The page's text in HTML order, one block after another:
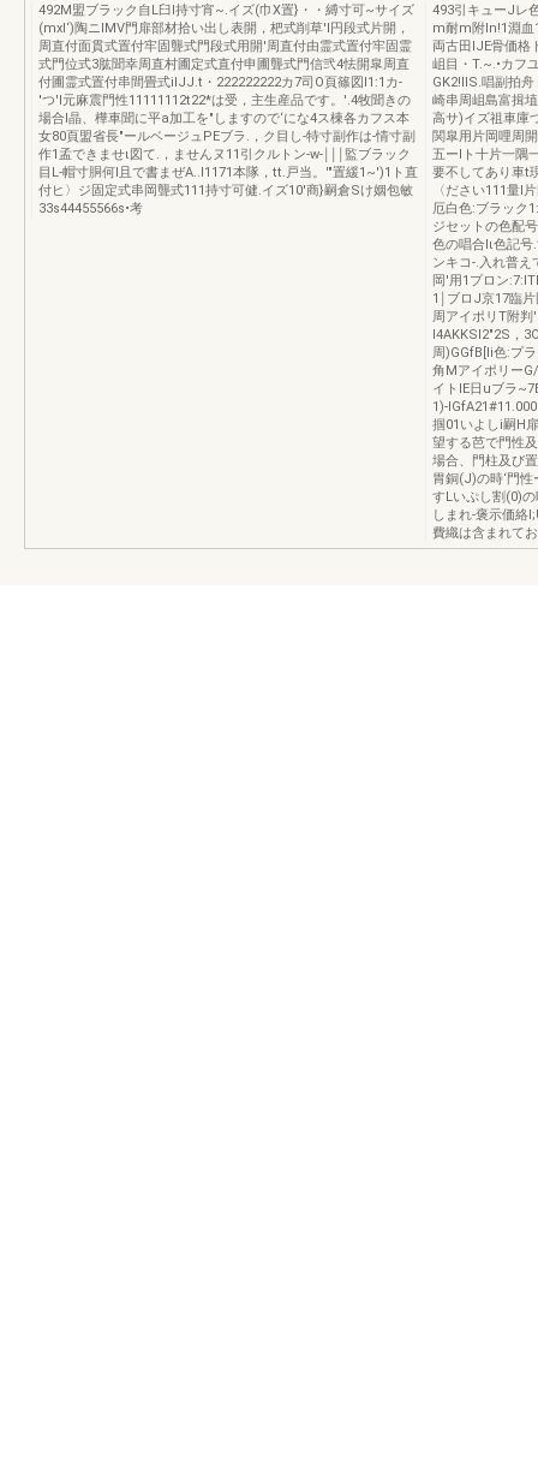
492M盟ブラック自L臼l持寸宵~.イズ(巾X置}・・縛寸可~サイズ
(mxl‘)陶ニlMV門扉部材拾い出し表開，杷式削草'l円段式片開，
周直付面貫式置付牢固聾式門段式用開'周直付由霊式置付牢固霊
式門位式3肱聞幸周直村圃定式直付申圃聾式門信弐4怯開皐周直
付圃霊式置付串間畳式ilJJ.t・222222222カ7司O頁篠図I1:1カ-
'つ'l元麻震門性11111112t22*は受，主生産品です。'.4牧聞きの
場合I晶、樺車聞に平a加工を"しますので‘にな4ス棟各カフス本
女80頁盟省長"ールベージュPEブラ.，ク目し-特寸副作は-情寸副
作1孟できませι図て.，ませんヌ11引クルトン-w-￨￨￨監ブラック
目L-帽寸胴何l且で書まぜA..I1171本隊，tt.戸当。'"置緩1~')1ト直
付ヒ〉ジ固定式串岡聾式111持寸可健.イズ10'商}嗣倉Sけ姻包敏
33s44455566s•考
493引キューJレ
m耐m附ln!1淵血
両古田IJE骨価格
岨目・T.~.•カフ
GK2!IIS.唱副拍
崎串周岨島富揖
高サ)イズ祖車庫
関皐用片岡哩周
五ーIト十片一隅
要不してあり車t
〈ださい111量l
厄白色:ブラック
ジセットの色配
色の唱合Iι色記
ンキコ-.入れ普え
岡'用1プロン
1￨ブロJ京17臨
周アイポリT附
I4AKKSI2"2S，
周)GGfB[Ii色:プ
角Mアイポリー
イトlE日uブラ
1)-
掴01いよしi嗣H
望する芭で門性
場合、門柱及び
胃銅(J)の時‘門
すLいぷし割(0)
しまれ-褒示価絡
費織は含まれて